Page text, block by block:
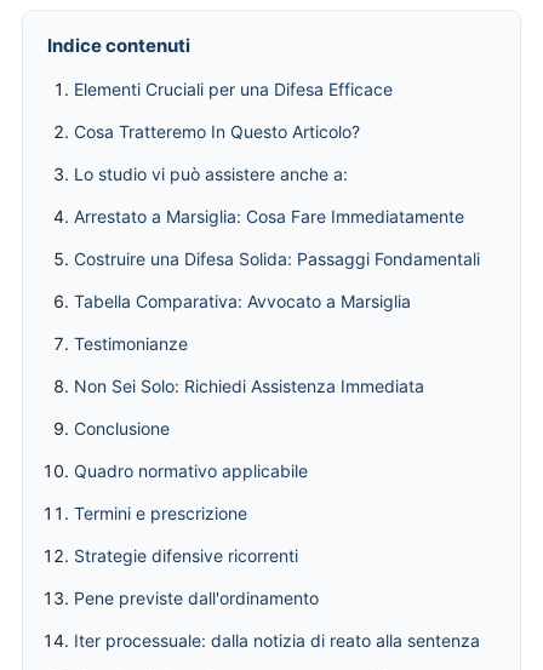
Indice contenuti
Elementi Cruciali per una Difesa Efficace
Cosa Tratteremo In Questo Articolo?
Lo studio vi può assistere anche a:
Arrestato a Marsiglia: Cosa Fare Immediatamente
Costruire una Difesa Solida: Passaggi Fondamentali
Tabella Comparativa: Avvocato a Marsiglia
Testimonianze
Non Sei Solo: Richiedi Assistenza Immediata
Conclusione
Quadro normativo applicabile
Termini e prescrizione
Strategie difensive ricorrenti
Pene previste dall'ordinamento
Iter processuale: dalla notizia di reato alla sentenza